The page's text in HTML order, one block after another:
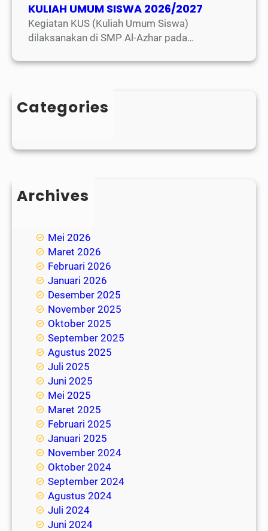
KULIAH UMUM SISWA 2026/2027
Kegiatan KUS (Kuliah Umum Siswa)
dilaksanakan di SMP Al-Azhar pada…
Categories
Blog
Archives
Mei 2026
Maret 2026
Februari 2026
Januari 2026
Desember 2025
November 2025
Oktober 2025
September 2025
Agustus 2025
Juli 2025
Juni 2025
Mei 2025
Maret 2025
Februari 2025
Januari 2025
November 2024
Oktober 2024
September 2024
Agustus 2024
Juli 2024
Juni 2024